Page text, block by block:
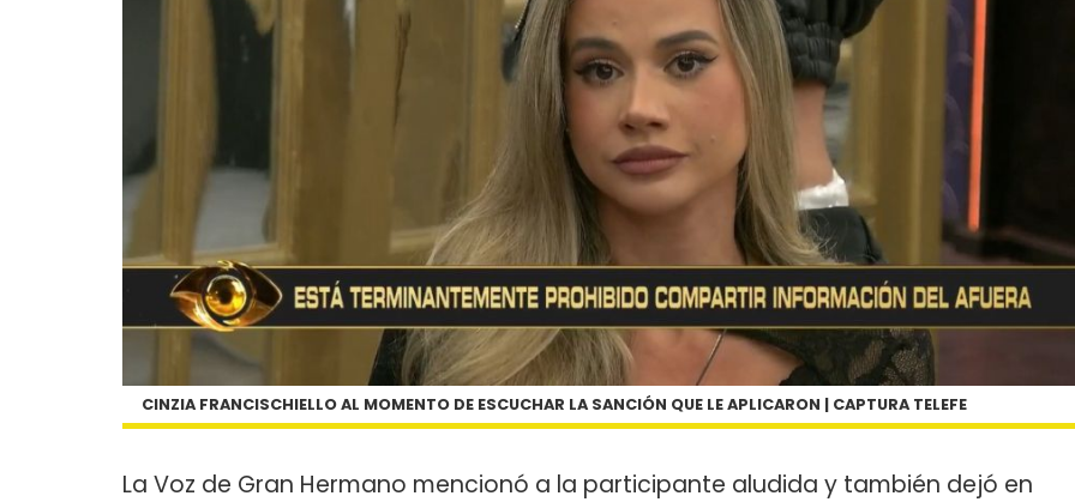
CINZIA FRANCISCHIELLO AL MOMENTO DE ESCUCHAR LA SANCIÓN QUE LE APLICARON | CAPTURA TELEFE
La Voz de Gran Hermano mencionó a la participante aludida y también dejó en